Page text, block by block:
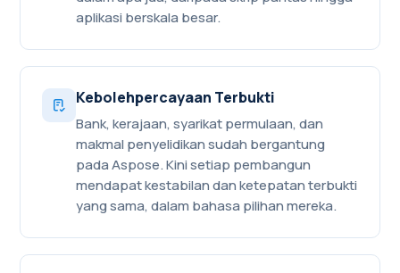
aplikasi berskala besar.
Kebolehpercayaan Terbukti
Bank, kerajaan, syarikat permulaan, dan
makmal penyelidikan sudah bergantung
pada Aspose. Kini setiap pembangun
mendapat kestabilan dan ketepatan terbukti
yang sama, dalam bahasa pilihan mereka.